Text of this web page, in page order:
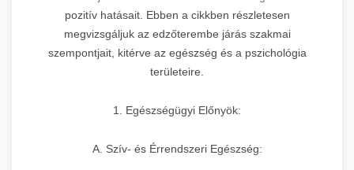
pozitív hatásait. Ebben a cikkben részletesen
megvizsgáljuk az edzőterembe járás szakmai
szempontjait, kitérve az egészség és a pszichológia
területeire.
1. Egészségügyi Előnyök:
A. Szív- és Érrendszeri Egészség: